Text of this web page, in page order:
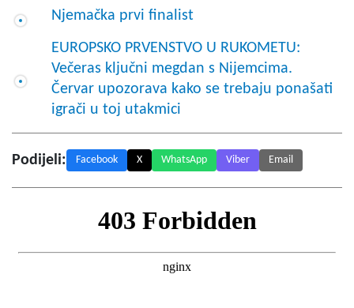
Njemačka prvi finalist
EUROPSKO PRVENSTVO U RUKOMETU:
Večeras ključni megdan s Nijemcima.
Červar upozorava kako se trebaju ponašati
igrači u toj utakmici
Podijeli: Facebook X WhatsApp Viber Email